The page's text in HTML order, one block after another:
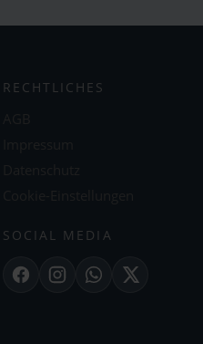
RECHTLICHES
SOCIAL MEDIA
FacebookInstagramWhatsApp
X